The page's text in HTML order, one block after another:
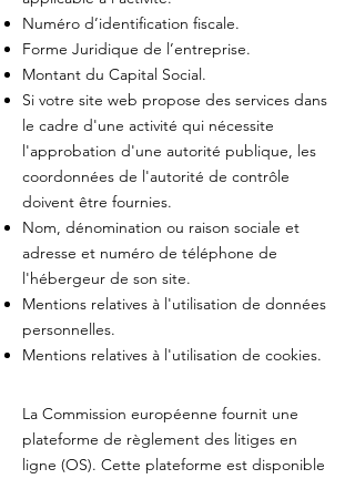
Numéro d’identification fiscale.
Forme Juridique de l’entreprise.
Montant du Capital Social.
Si votre site web propose des services dans
le cadre d'une activité qui nécessite
l'approbation d'une autorité publique, les
coordonnées de l'autorité de contrôle
doivent être fournies. ​​​
Nom, dénomination ou raison sociale et
adresse et numéro de téléphone de
l'hébergeur de son site.
Mentions relatives à l'utilisation de données
personnelles.
Mentions relatives à l'utilisation de cookies.
La Commission européenne fournit une
plateforme de règlement des litiges en
ligne (OS). Cette plateforme est disponible